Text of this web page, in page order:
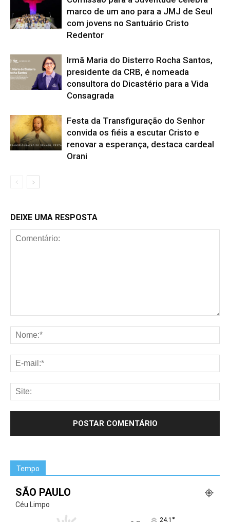
marco de um ano para a JMJ de Seul
com jovens no Santuário Cristo
Redentor
Irmã Maria do Disterro Rocha Santos,
presidente da CRB, é nomeada
consultora do Dicastério para a Vida
Consagrada
Festa da Transfiguração do Senhor
convida os fiéis a escutar Cristo e
renovar a esperança, destaca cardeal
Orani
DEIXE UMA RESPOSTA
Tempo
SÃO PAULO
Céu Limpo
24.1